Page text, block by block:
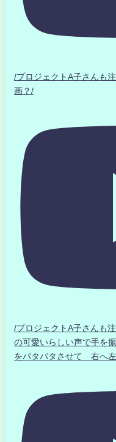
/プロジェクトA子さん
画？/
/プロジェクトA子さん
の可愛いらしい声で手を
をパタパタさせて 右へ